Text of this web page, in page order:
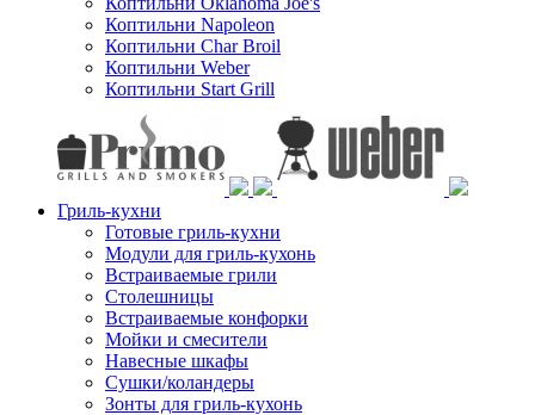
Коптильни Napoleon
Коптильни Char Broil
Коптильни Weber
Коптильни Start Grill
Гриль-кухни
Готовые гриль-кухни
Модули для гриль-кухонь
Встраиваемые грили
Столешницы
Встраиваемые конфорки
Мойки и смесители
Навесные шкафы
Сушки/коландеры
Зонты для гриль-кухонь